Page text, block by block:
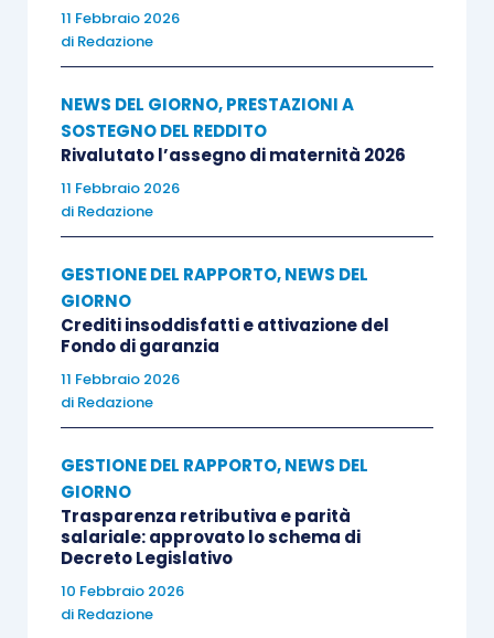
11 Febbraio 2026
di Redazione
NEWS DEL GIORNO,PRESTAZIONI A
SOSTEGNO DEL REDDITO
Rivalutato l’assegno di maternità 2026
11 Febbraio 2026
di Redazione
GESTIONE DEL RAPPORTO,NEWS DEL
GIORNO
Crediti insoddisfatti e attivazione del
Fondo di garanzia
11 Febbraio 2026
di Redazione
GESTIONE DEL RAPPORTO,NEWS DEL
GIORNO
Trasparenza retributiva e parità
salariale: approvato lo schema di
Decreto Legislativo
10 Febbraio 2026
di Redazione